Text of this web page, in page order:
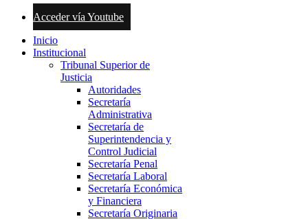
Acceder vía Youtube
Inicio
Institucional
Tribunal Superior de
Justicia
Autoridades
Secretaría
Administrativa
Secretaría de
Superintendencia y
Control Judicial
Secretaría Penal
Secretaría Laboral
Secretaría Económica
y Financiera
Secretaría Originaria